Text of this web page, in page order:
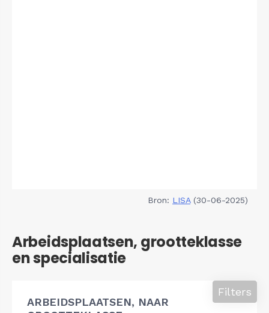
Bron: LISA(30-06-2025)
Arbeidsplaatsen, grootteklasse
en specialisatie
ARBEIDSPLAATSEN, NAAR
Filters